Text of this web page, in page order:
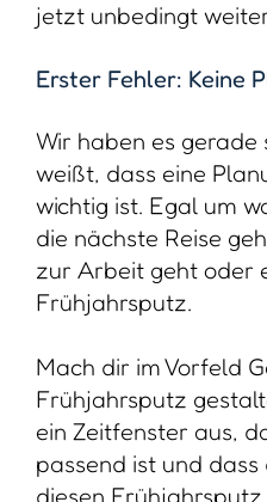
jetzt unbedingt
Erster Fehler: Keine
Wir haben es gerade
weißt, dass eine
wichtig ist. Egal um
die nächste Reise
zur Arbeit geht oder
Frühjahrsputz.
Mach dir im Vorfeld
Frühjahrsputz
ein Zeitfenster aus,
passend ist und